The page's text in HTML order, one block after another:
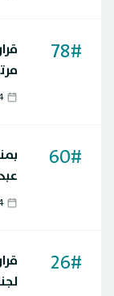
78#
60#
26#
لجنة